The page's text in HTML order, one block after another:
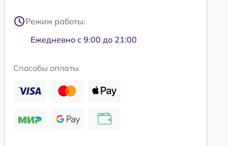
Режим работы:
Ежедневно с 9:00 до 21:00
Способы оплаты